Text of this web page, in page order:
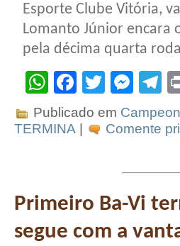
Esporte Clube Vitória,
Lomanto Júnior encara
pela décima quarta
WhatsApp
Facebook
Twitter
Publicado em
TERMINA | Comente
Primeiro Ba-Vi
segue com a